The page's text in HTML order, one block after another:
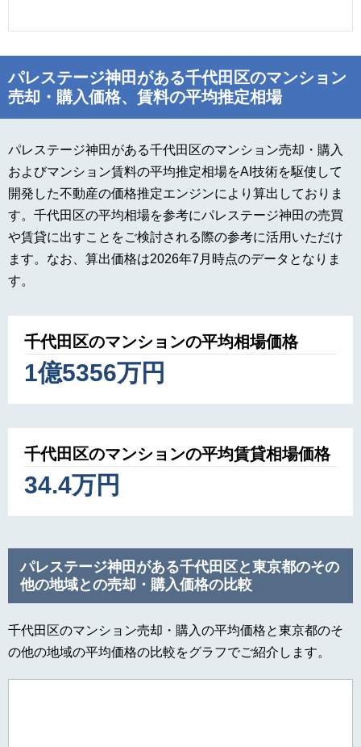
パレステージ神田がある千代田区のマンション
売却・購入価格、賃料の平均推定相場
パレステージ神田がある千代田区のマンション売却・購入
およびマンション賃料の平均推定相場をAI技術を駆使して
開発した不動産の価格推定エンジンにより算出しておりま
す。千代田区の平均相場を参考にパレステージ神田の売買
や賃貸に出すことをご検討される際の参考に活用いただけ
ます。なお、算出価格は2026年7月時点のデータとなりま
す。
千代田区のマンションの平均相場価格
1億5356万円
千代田区のマンションの平均賃貸相場価格
34.4万円
パレステージ神田がある千代田区と東京都のその
他の地域との売却・購入価格の比較
千代田区のマンション売却・購入の平均価格と東京都のそ
の他の地域の平均価格の比較をグラフでご紹介します。